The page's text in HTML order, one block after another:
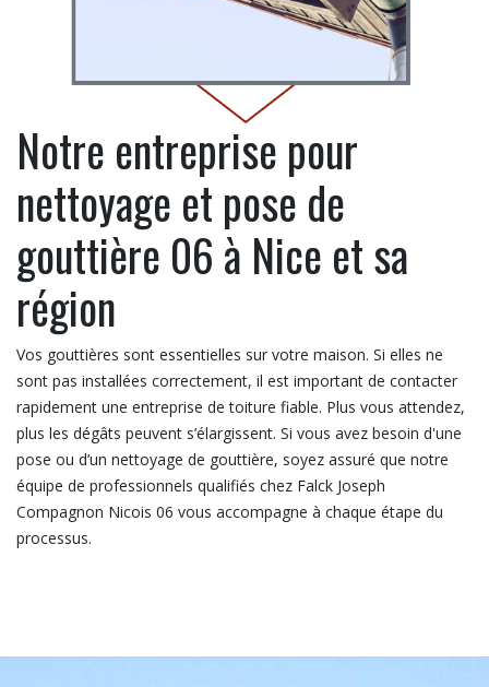
Notre entreprise pour
nettoyage et pose de
gouttière 06 à Nice et sa
région
Vos gouttières sont essentielles sur votre maison. Si elles ne
sont pas installées correctement, il est important de contacter
rapidement une entreprise de toiture fiable. Plus vous attendez,
plus les dégâts peuvent s’élargissent. Si vous avez besoin d'une
pose ou d’un nettoyage de gouttière, soyez assuré que notre
équipe de professionnels qualifiés chez Falck Joseph
Compagnon Nicois 06 vous accompagne à chaque étape du
processus.